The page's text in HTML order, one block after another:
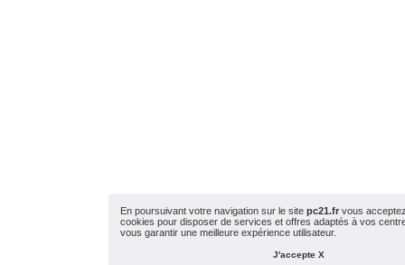
En poursuivant votre navigation sur le sitepc21.fr vous
cookies pour disposer de services et offres adaptés à vos
vous garantir une meilleure expérience utilisateur.
J'accepte X